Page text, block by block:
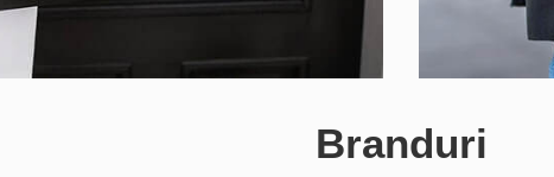
Branduri